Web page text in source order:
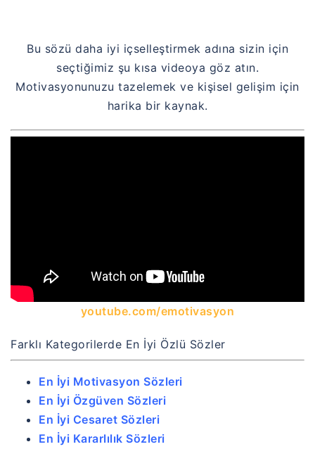
Bu sözü daha iyi içselleştirmek adına sizin için
seçtiğimiz şu kısa videoya göz atın.
Motivasyonunuzu tazelemek ve kişisel gelişim için
harika bir kaynak.
youtube.com/emotivasyon
Farklı Kategorilerde En İyi Özlü Sözler
En İyi Motivasyon Sözleri
En İyi Özgüven Sözleri
En İyi Cesaret Sözleri
En İyi Kararlılık Sözleri